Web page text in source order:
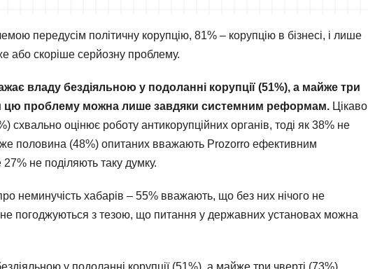
передусім політичну корупцію, 81% – корупцію в бізнесі, і лише
або скоріше серйозну проблему.
владу бездіяльною у подоланні корупції (51%), а майже три
цю проблему можна лише завдяки системним реформам. Цікаво
оцінює роботу антикорупційних органів, тоді як 38% не
половина (48%) опитаних вважають Prozorro ефективним
не поділяють таку думку.
неминучість хабарів – 55% вважають, що без них нічого не
погоджуються з тезою, що питання у державних установах можна